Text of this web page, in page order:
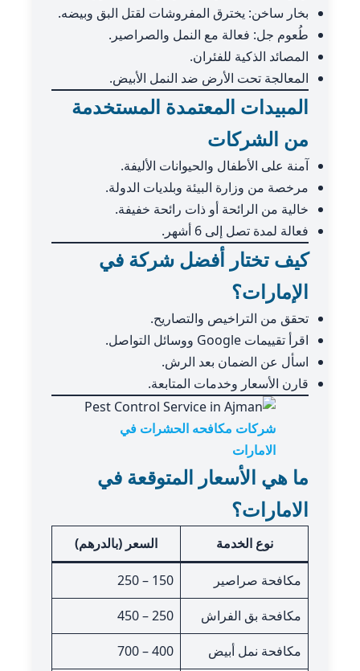
بخار ساخن: يخترق المفروشات لقتل البق وبيضه.
طُعوم جل: فعالة مع النمل والصراصير.
المصائد الذكية للفئران.
المعالجة تحت الأرض ضد النمل الأبيض.
المبيدات المعتمدة المستخدمة
من الشركات
آمنة على الأطفال والحيوانات الأليفة.
مرخصة من وزارة البيئة وبلديات الدولة.
خالية من الرائحة أو ذات رائحة خفيفة.
فعالة لمدة تصل إلى 6 أشهر.
كيف تختار أفضل شركة في
الإمارات؟
تحقق من التراخيص والتصاريح.
اقرأ تقييمات Google ووسائل التواصل.
اسأل عن الضمان بعد الرش.
قارن الأسعار وخدمات المتابعة.
شركات مكافحه الحشرات في
الامارات
ما هي الأسعار المتوقعة في
الامارات؟
نوع الخدمة السعر (بالدرهم)
مكافحة صراصير
150 – 250
مكافحة بق الفراش
250 – 450
مكافحة نمل أبيض
400 – 700